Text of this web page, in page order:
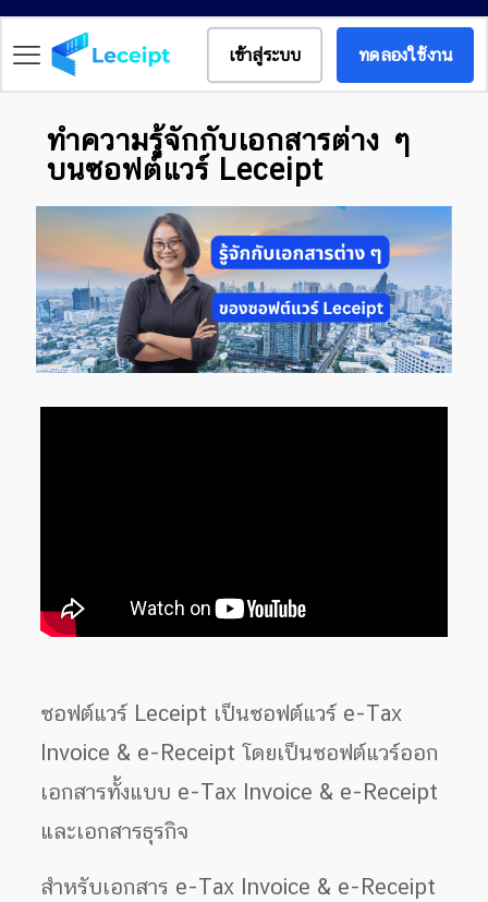
เข้าสู่ระบบ ทดลองใช้งาน
ทำความรู้จักกับเอกสารต่าง ๆ
บนซอฟต์แวร์ Leceipt
ซอฟต์แวร์ Leceipt เป็นซอฟต์แวร์ e-Tax
Invoice & e-Receipt โดยเป็นซอฟต์แวร์ออก
เอกสารทั้งแบบ e-Tax Invoice & e-Receipt
และเอกสารธุรกิจ
สำหรับเอกสาร e-Tax Invoice & e-Receipt